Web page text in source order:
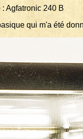
240 B
qui m'a été